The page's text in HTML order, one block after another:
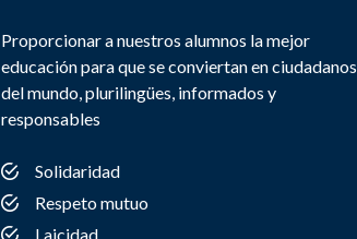
Proporcionar a nuestros alumnos la mejor
educación para que se conviertan en ciudadanos
del mundo, plurilingües, informados y
responsables
Solidaridad
Respeto mutuo
Laicidad